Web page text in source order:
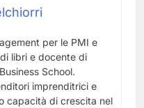
per le PMI e
libri e docente di
School.
imprenditrici e
capacità di crescita nel